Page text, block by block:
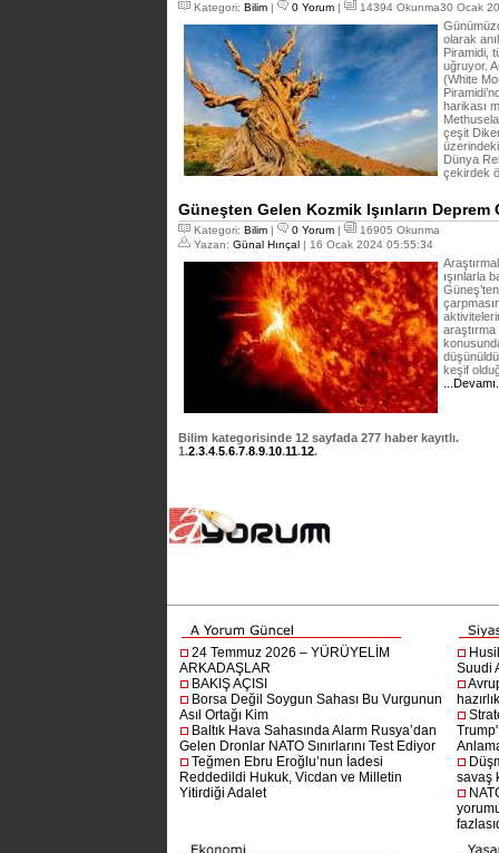
Kategori: Bilim | 0 Yorum | 14394 Okunma30 Ocak
olarak
Piramidi,
uğruyor.
(White
harikası
çeşit
Dünya
çekirdek
Güneşten Gelen Kozmik Işınların Deprem
Kategori: Bilim | 0 Yorum |
16905 Okunma
Yazan: Günal Hınçal | 16 Ocak 2024 05:55:34
ışınlarla
araştırma
keşif
Bilim kategorisinde 12 sayfada 277 haber kayıtlı.
1.2.3.4.5.6.7.8.9.10.11.12.
24 Temmuz 2026 – YÜRÜYELİM
ARKADAŞLAR
BAKIŞ AÇISI
Borsa Değil Soygun Sahası Bu Vurgunun
Asıl Ortağı Kim
Baltık Hava Sahasında Alarm Rusya’dan
Gelen Dronlar NATO Sınırlarını Test Ediyor
Teğmen Ebru Eroğlu’nun İadesi
Reddedildi Hukuk, Vicdan ve Milletin
Yitirdiği Adalet
Suudi
savaş